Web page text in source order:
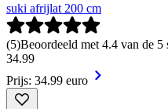
suki afrijlat 200 cm
(5)Beoordeeld met 4.4 van de
34.99
Prijs: 34.99 euro